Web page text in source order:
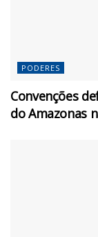
PODERES
Convenções
do Amazonas